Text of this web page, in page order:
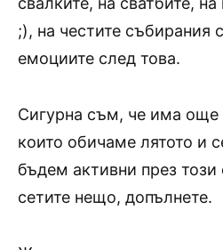
;), на честите събирания
емоциите след това.
Сигурна съм, че има още
които обичаме лятото и
бъдем активни през този
сетите нещо, допълнете.